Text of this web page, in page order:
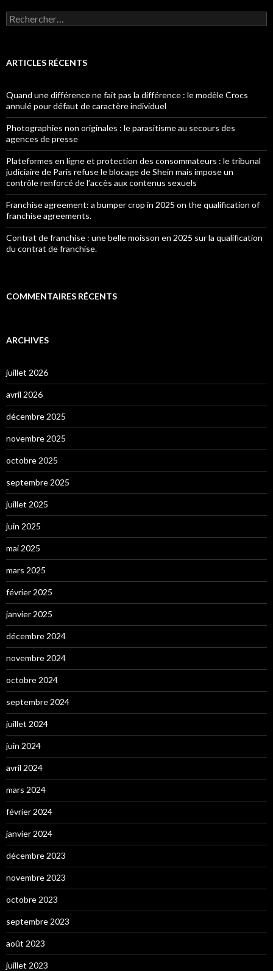
Rechercher :
ARTICLES RÉCENTS
Quand une différence ne fait pas la différence : le modèle Crocs
annulé pour défaut de caractère individuel
Photographies non originales : le parasitisme au secours des
agences de presse
Plateformes en ligne et protection des consommateurs : le tribunal
judiciaire de Paris refuse le blocage de Shein mais impose un
contrôle renforcé de l’accès aux contenus sexuels
Franchise agreement: a bumper crop in 2025 on the qualification of
franchise agreements.
Contrat de franchise : une belle moisson en 2025 sur la qualification
du contrat de franchise.
COMMENTAIRES RÉCENTS
ARCHIVES
juillet 2026
avril 2026
décembre 2025
novembre 2025
octobre 2025
septembre 2025
juillet 2025
juin 2025
mai 2025
mars 2025
février 2025
janvier 2025
décembre 2024
novembre 2024
octobre 2024
septembre 2024
juillet 2024
juin 2024
avril 2024
mars 2024
février 2024
janvier 2024
décembre 2023
novembre 2023
octobre 2023
septembre 2023
août 2023
juillet 2023